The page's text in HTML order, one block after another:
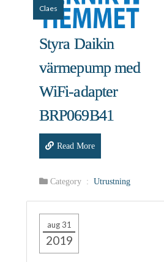
Claes
Styra Daikin
värmepump med
WiFi‑adapter
BRP069B41
Read More
Category : Utrustning
aug 31
2019